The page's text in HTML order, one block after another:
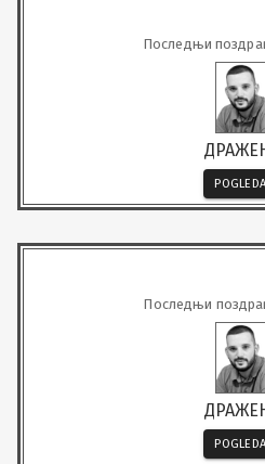
Последњи
Последњи